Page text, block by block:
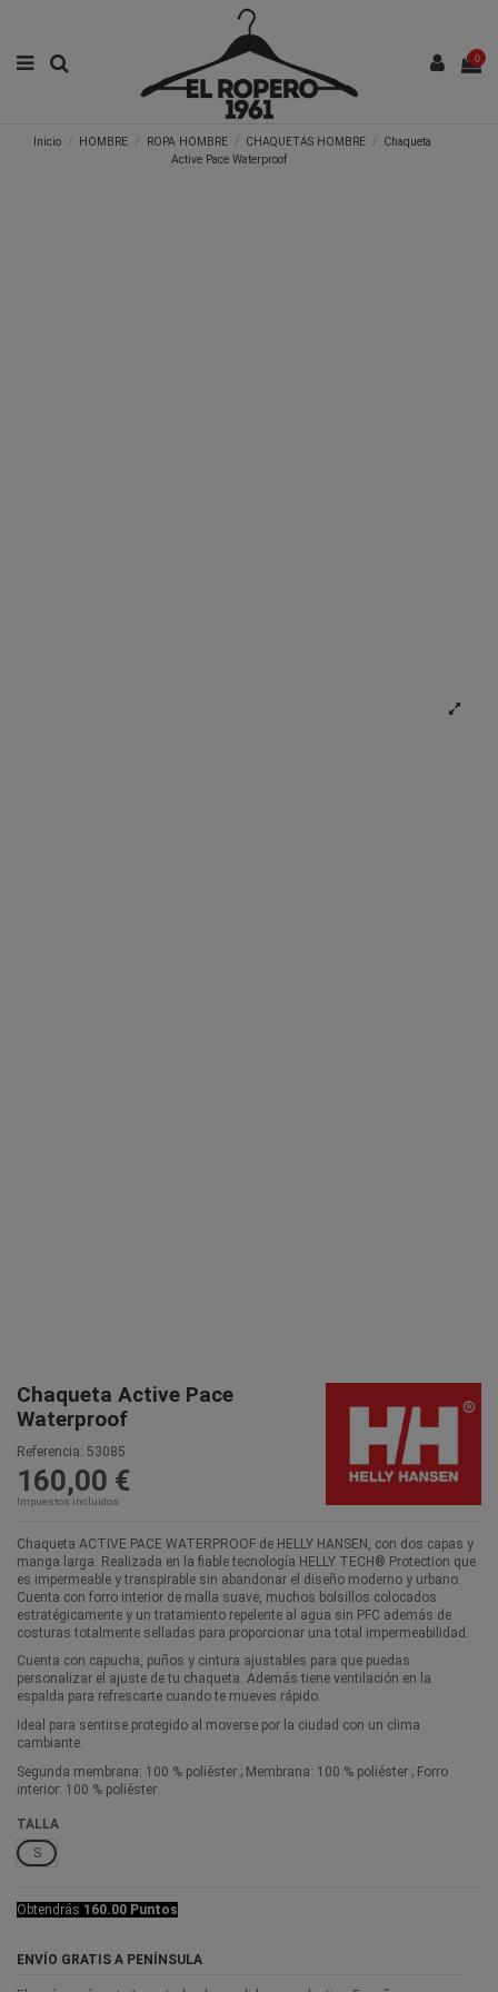
0
Inicio HOMBRE ROPA HOMBRE CHAQUETAS HOMBRE
Chaqueta
Active Pace Waterproof
Chaqueta Active Pace
Waterproof
Referencia: 53085
160,00 €
Impuestos incluidos
Chaqueta ACTIVE PACE WATERPROOF de HELLY HANSEN, con dos capas y
manga larga. Realizada en la fiable tecnología HELLY TECH® Protection que
es impermeable y transpirable sin abandonar el diseño moderno y urbano.
Cuenta con forro interior de malla suave, muchos bolsillos colocados
estratégicamente y un tratamiento repelente al agua sin PFC además de
costuras totalmente selladas para proporcionar una total impermeabilidad.
Cuenta con capucha, puños y cintura ajustables para que puedas
personalizar el ajuste de tu chaqueta. Además tiene ventilación en la
espalda para refrescarte cuando te mueves rápido.
Ideal para sentirse protegido al moverse por la ciudad con un clima
cambiante.
Segunda membrana: 100 % poliéster ; Membrana: 100 % poliéster ; Forro
interior: 100 % poliéster
TALLA
S
Obtendrás 160.00 Puntos
ENVÍO GRATIS A PENÍNSULA